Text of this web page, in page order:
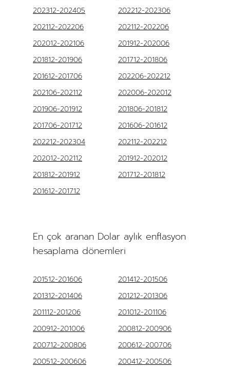
202312-202405
202212-202306
202112-202206
202112-202206
202012-202106
201912-202006
201812-201906
201712-201806
201612-201706
202206-202212
202106-202112
202006-202012
201906-201912
201806-201812
201706-201712
201606-201612
202212-202304
202112-202212
202012-202112
201912-202012
201812-201912
201712-201812
201612-201712
En çok aranan Dolar aylık enflasyon
hesaplama dönemleri
201512-201606
201412-201506
201312-201406
201212-201306
201112-201206
201012-201106
200912-201006
200812-200906
200712-200806
200612-200706
200512-200606
200412-200506